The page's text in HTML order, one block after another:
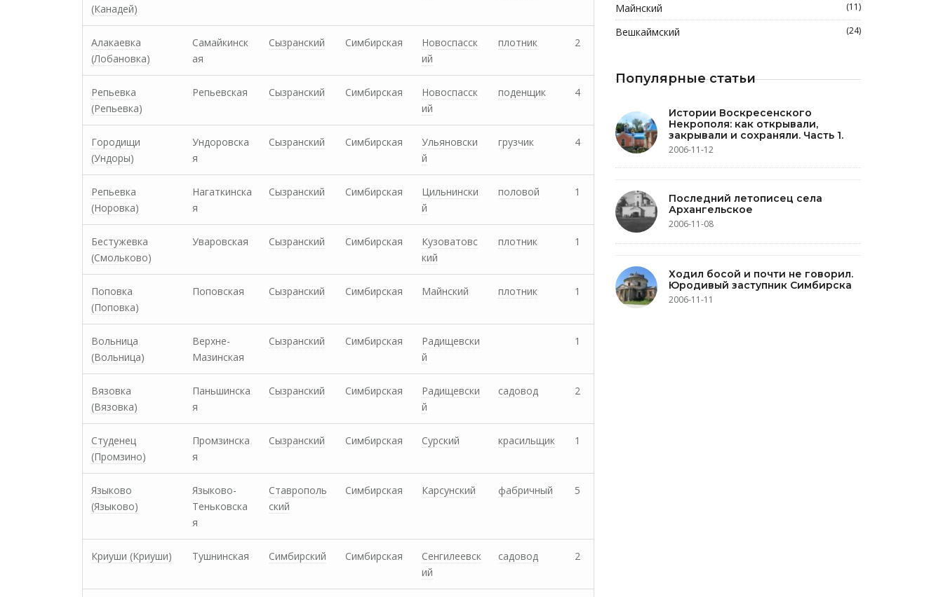
(Канадей)
Алакаевка
(Лобановка)
Самайкинск
ая
Сызранский Симбирская
Новоспасск
ий
плотник 2
Репьевка
(Репьевка)
Репьевская Сызранский Симбирская
Новоспасск
ий
поденщик 4
Городищи
(Ундоры)
Ундоровска
я
Сызранский Симбирская
Ульяновски
й
грузчик 4
Репьевка
(Норовка)
Нагаткинска
я
Сызранский Симбирская
Цильнински
й
половой 1
Бестужевка
(Смольково)
Уваровская Сызранский Симбирская
Кузоватовс
кий
плотник 1
Поповка
(Поповка)
Поповская Сызранский Симбирская Майнский плотник 1
Вольница
(Вольница)
Верхне-
Мазинская
Сызранский Симбирская
Радищевски
й
1
Вязовка
(Вязовка)
Паньшинска
я
Сызранский Симбирская
Радищевски
й
садовод 2
Студенец
(Промзино)
Промзинска
я
Сызранский Симбирская Сурский красильщик 1
Языково
(Языково)
Языково-
Теньковска
я
Ставрополь
ский
Симбирская Карсунский фабричный 5
Криуши (Криуши) Тушнинская Симбирский Симбирская
Сенгилеевск
ий
садовод 2
Майнский (11)
Вешкаймский (24)
Популярные статьи
Истории Воскресенского
Некрополя: как открывали,
закрывали и сохраняли. Часть 1.
2006-11-12
Последний летописец села
Архангельское
2006-11-08
Ходил босой и почти не говорил.
Юродивый заступник Симбирска
2006-11-11